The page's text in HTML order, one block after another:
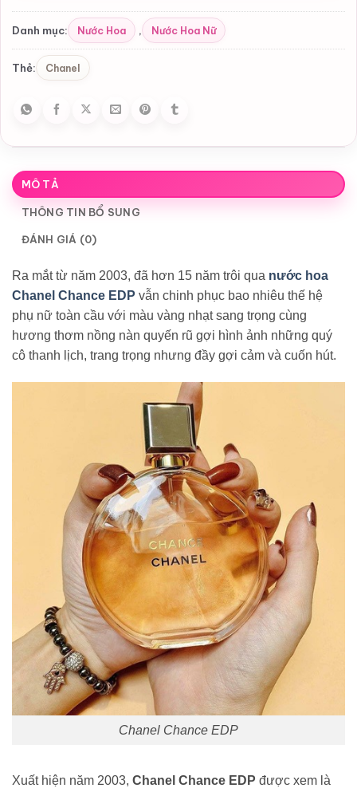
Danh mục: Nước Hoa , Nước Hoa Nữ
Thẻ: Chanel
MÔ TẢ
THÔNG TIN BỔ SUNG
ĐÁNH GIÁ (0)
Ra mắt từ năm 2003, đã hơn 15 năm trôi qua nước hoa
Chanel Chance EDP vẫn chinh phục bao nhiêu thế hệ
phụ nữ toàn cầu với màu vàng nhạt sang trọng cùng
hương thơm nồng nàn quyến rũ gợi hình ảnh những quý
cô thanh lịch, trang trọng nhưng đầy gợi cảm và cuốn hút.
Chanel Chance EDP
Xuất hiện năm 2003, Chanel Chance EDP được xem là